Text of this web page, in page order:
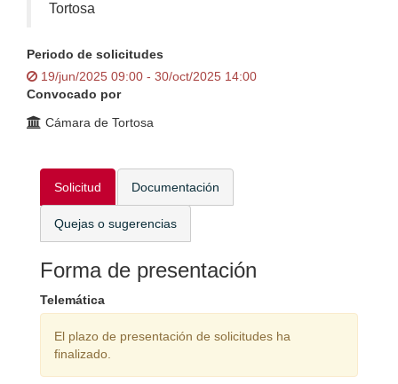
Tortosa
Periodo de solicitudes
19/jun/2025 09:00 - 30/oct/2025 14:00
Convocado por
Cámara de Tortosa
Solicitud Documentación
Quejas o sugerencias
Forma de presentación
Telemática
El plazo de presentación de solicitudes ha
finalizado.